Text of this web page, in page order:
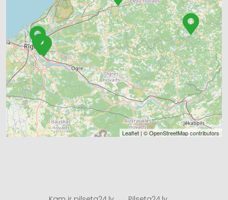
Leaflet | ©OpenStreetMapcontributors